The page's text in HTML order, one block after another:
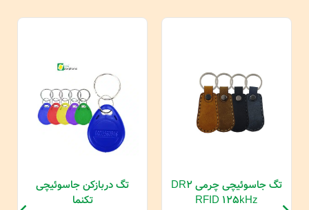
تگ جاسوئیچی چرمی DR2
RFID 125kHz
تگ دربازکن جاسوئیچی
تکنما